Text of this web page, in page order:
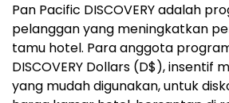
Pan Pacific DISCOVERY adalah
pelanggan yang meningkatkan
tamu hotel. Para anggota
DISCOVERY Dollars (D$), insentif
yang mudah digunakan, untuk